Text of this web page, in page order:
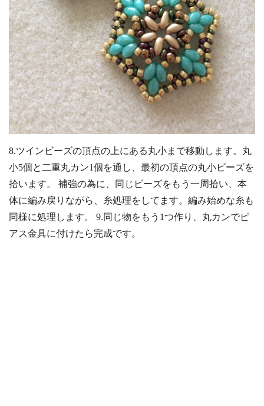
8.ツインビーズの頂点の上にある丸小まで移動します。丸
小5個と二重丸カン1個を通し、最初の頂点の丸小ビーズを
拾います。 補強の為に、同じビーズをもう一周拾い、本
体に編み戻りながら、糸処理をしてます。編み始めな糸も
同様に処理します。 9.同じ物をもう1つ作り、丸カンでピ
アス金具に付けたら完成です。